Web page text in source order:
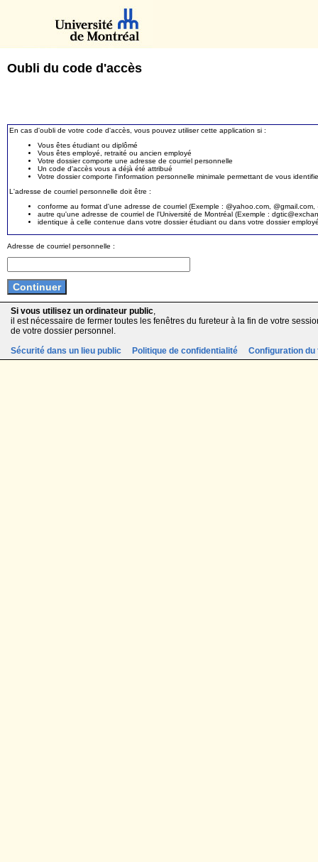
Oubli du code d'accès
En cas d'oubli de votre code d'accès, vous pouvez utiliser cette application si :
Vous êtes étudiant ou diplômé
Vous êtes employé, retraité ou ancien employé
Votre dossier comporte une adresse de courriel personnelle
Un code d'accès vous a déjà été attribué
Votre dossier comporte l'information personnelle minimale permettant de vous
L'adresse de courriel personnelle doit être :
conforme au format d'une adresse de courriel (Exemple : @yahoo.com,
autre qu'une adresse de courriel de l'Université de Montréal (Exemple :
identique à celle contenue dans votre dossier étudiant ou dans votre dossier
Adresse de courriel personnelle :
Si vous utilisez un ordinateur public,
il est nécessaire de fermer toutes les fenêtres du fureteur à la fin de votre
de votre dossier personnel.
Sécurité dans un lieu public
Politique de confidentialité Configuration du